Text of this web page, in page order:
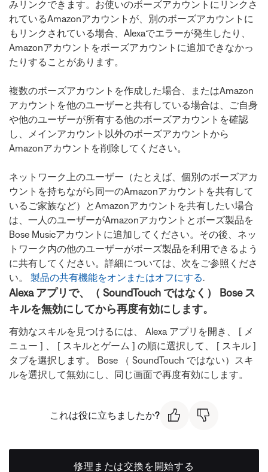
みリンクできます。お使いのボーズアカウントにリンクさ
れているAmazonアカウントが、別のボーズアカウントに
もリンクされている場合、Alexaでエラーが発生したり、
Amazonアカウントをボーズアカウントに追加できなかっ
たりすることがあります。
複数のボーズアカウントを作成した場合、またはAmazon
アカウントを他のユーザーと共有している場合は、ご自身
や他のユーザーが所有する他のボーズアカウントを確認
し、メインアカウント以外のボーズアカウントから
Amazonアカウントを削除してください。
ネットワーク上のユーザー（たとえば、個別のボーズアカ
ウントを持ちながら同一のAmazonアカウントを共有して
いるご家族など）とAmazonアカウントを共有したい場合
は、一人のユーザーがAmazonアカウントとボーズ製品を
Bose Musicアカウントに追加してください。その後、ネッ
トワーク内の他のユーザーがボーズ製品を利用できるよう
に共有してください。詳細については、次をご参照くださ
い。 製品の共有機能をオンまたはオフにする.
Alexa アプリで、（ SoundTouch ではなく） Bose ス
キルを無効にしてから再度有効にします。
有効なスキルを見つけるには、 Alexa アプリを開き、 [ メ
ニュー ] 、 [ スキルとゲーム ] の順に選択して、 [ スキル ]
タブを選択します。 Bose （ SoundTouch ではない）スキ
ルを選択して無効にし、同じ画面で再度有効にします。
これは役に立ちましたか?
修理または交換を開始する